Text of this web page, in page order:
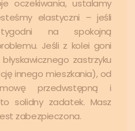
oczekiwania, ustalamy
elastyczni – jeśli
na spokojną
Jeśli z kolei goni
zastrzyku
innego mieszkania), od
przedwstępną i
solidny zadatek. Masz
zabezpieczona.